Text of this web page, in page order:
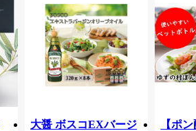
大醤 ボスコEXバージ
【ポ